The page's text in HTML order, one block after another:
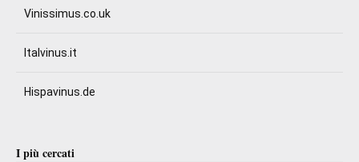
Vinissimus.co.uk
Italvinus.it
Hispavinus.de
I più cercati